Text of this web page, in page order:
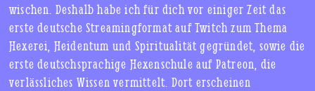
wischen. Deshalb habe ich für dich vor einiger Zeit das
erste deutsche Streamingformat auf Twitch zum Thema
Hexerei, Heidentum und Spiritualität gegründet, sowie die
erste deutschsprachige Hexenschule auf Patreon, die
verlässliches Wissen vermittelt. Dort erscheinen